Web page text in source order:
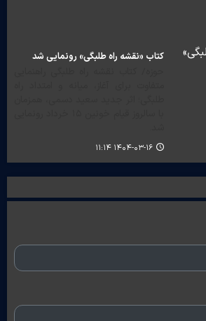
کتاب «نقشه راه طلبگی» رونمایی شد
۱۴۰۴-۰۳-۱۶ ۱۱:۱۴